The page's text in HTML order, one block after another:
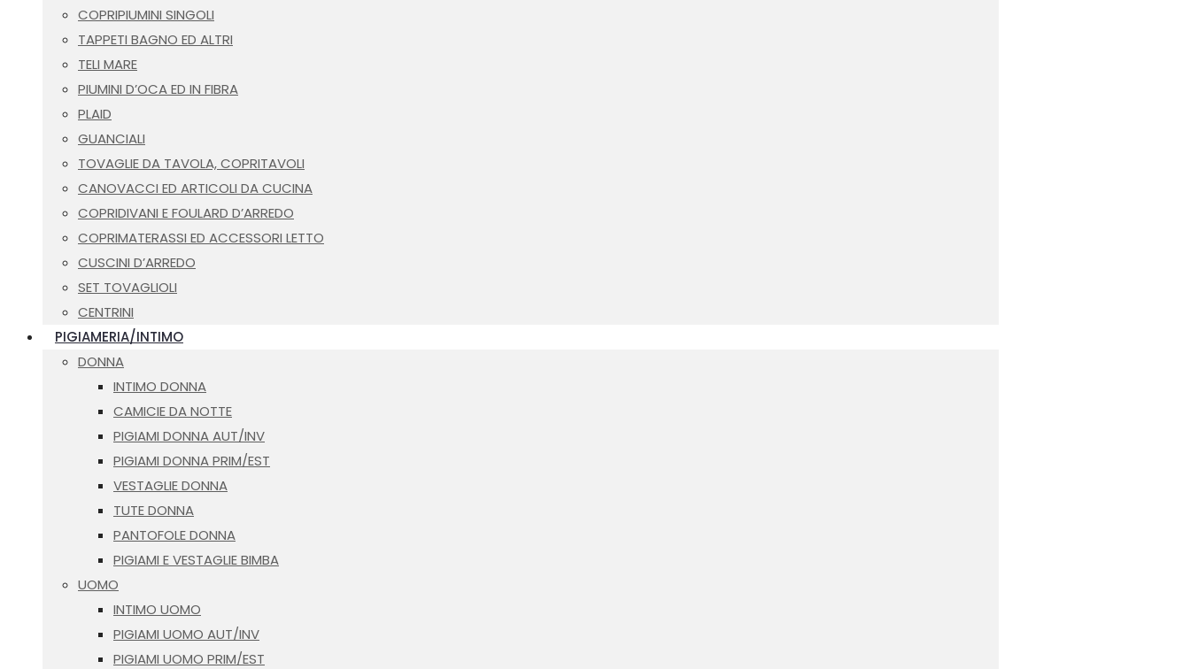
COPRIPIUMINI SINGOLI
TAPPETI BAGNO ED ALTRI
TELI MARE
PIUMINI D’OCA ED IN FIBRA
PLAID
GUANCIALI
TOVAGLIE DA TAVOLA, COPRITAVOLI
CANOVACCI ED ARTICOLI DA CUCINA
COPRIDIVANI E FOULARD D’ARREDO
COPRIMATERASSI ED ACCESSORI LETTO
CUSCINI D’ARREDO
SET TOVAGLIOLI
CENTRINI
PIGIAMERIA/INTIMO
DONNA
INTIMO DONNA
CAMICIE DA NOTTE
PIGIAMI DONNA AUT/INV
PIGIAMI DONNA PRIM/EST
VESTAGLIE DONNA
TUTE DONNA
PANTOFOLE DONNA
PIGIAMI E VESTAGLIE BIMBA
UOMO
INTIMO UOMO
PIGIAMI UOMO AUT/INV
PIGIAMI UOMO PRIM/EST